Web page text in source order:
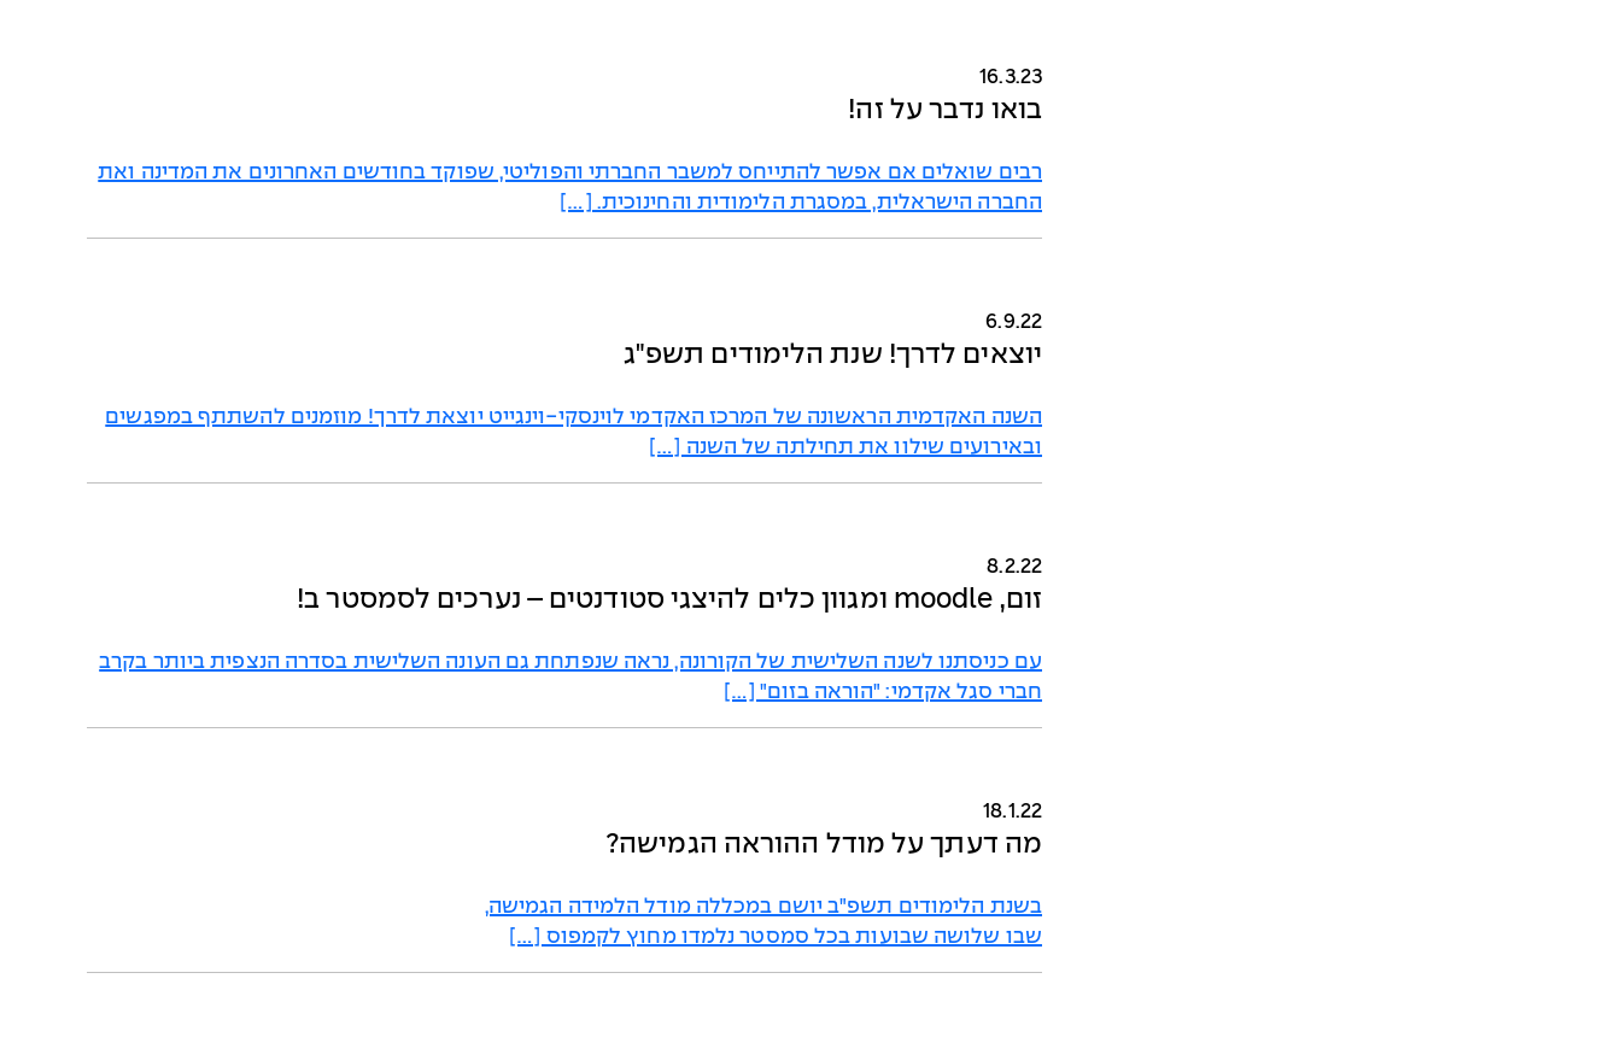
16.3.23
בואו נדבר על זה!
רבים שואלים אם אפשר להתייחס למשבר החברתי והפוליטי, שפוקד בחודשים האחרונים את המדינה ואת
החברה הישראלית, במסגרת הלימודית והחינוכית. […]
6.9.22
יוצאים לדרך! שנת הלימודים תשפ"ג
השנה האקדמית הראשונה של המרכז האקדמי לוינסקי-וינגייט יוצאת לדרך! מוזמנים להשתתף במפגשים
ובאירועים שילוו את תחילתה של השנה […]
8.2.22
זום, moodle ומגוון כלים להיצגי סטודנטים – נערכים לסמסטר ב!
עם כניסתנו לשנה השלישית של הקורונה, נראה שנפתחת גם העונה השלישית בסדרה הנצפית ביותר בקרב
חברי סגל אקדמי: "הוראה בזום" […]
18.1.22
מה דעתך על מודל ההוראה הגמישה?
בשנת הלימודים תשפ"ב יושם במכללה מודל הלמידה הגמישה,
שבו שלושה שבועות בכל סמסטר נלמדו מחוץ לקמפוס […]